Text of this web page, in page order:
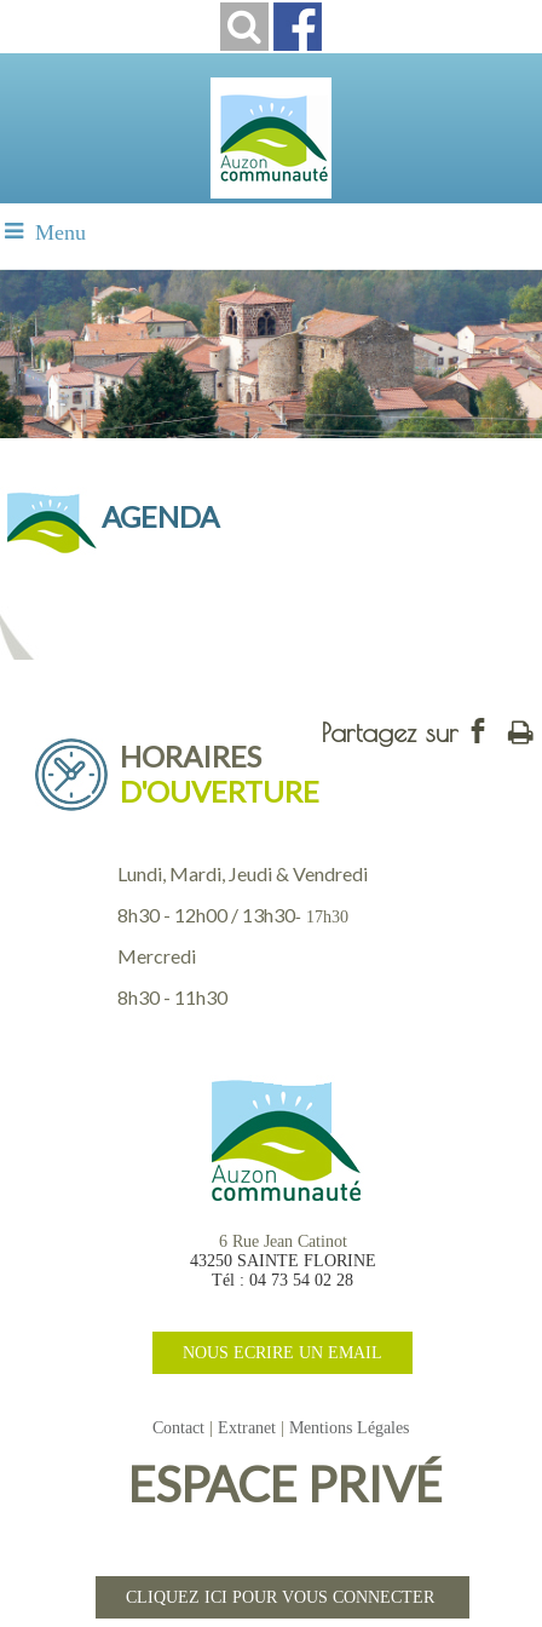
Menu
AGENDA
HORAIRES
D'OUVERTURE
Lundi, Mardi, Jeudi & Vendredi
8h30 - 12h00 / 13h30- 17h30
Mercredi
8h30 - 11h30
6 Rue Jean Catinot
43250 SAINTE FLORINE
Tél : 04 73 54 02 28
NOUS ECRIRE UN EMAIL
Contact Extranet Mentions Légales
ESPACE PRIVÉ
CLIQUEZ ICI POUR VOUS CONNECTER